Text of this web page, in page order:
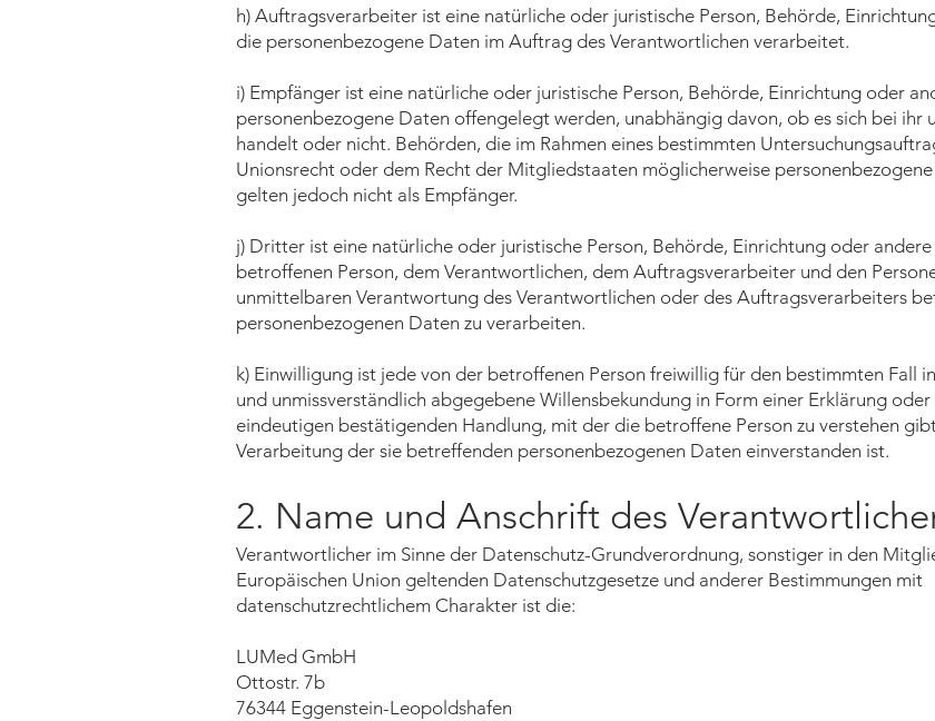
h) Auftragsverarbeiter ist eine natürliche oder juristische Person, Behörde,
die personenbezogene Daten im Auftrag des Verantwortlichen verarbeitet.
i) Empfänger ist eine natürliche oder juristische Person, Behörde, Einrichtung oder
personenbezogene Daten offengelegt werden, unabhängig davon, ob es sich bei ihr
handelt oder nicht. Behörden, die im Rahmen eines bestimmten
Unionsrecht oder dem Recht der Mitgliedstaaten möglicherweise
gelten jedoch nicht als Empfänger.
j) Dritter ist eine natürliche oder juristische Person, Behörde, Einrichtung oder
betroffenen Person, dem Verantwortlichen, dem Auftragsverarbeiter und den
unmittelbaren Verantwortung des Verantwortlichen oder des Auftragsverarbeiters
personenbezogenen Daten zu verarbeiten.
k) Einwilligung ist jede von der betroffenen Person freiwillig für den bestimmten Fall
und unmissverständlich abgegebene Willensbekundung in Form einer Erklärung
eindeutigen bestätigenden Handlung, mit der die betroffene Person zu verstehen
Verarbeitung der sie betreffenden personenbezogenen Daten einverstanden ist.
2. Name und Anschrift des
Verantwortlicher im Sinne der Datenschutz-Grundverordnung, sonstiger in den
Europäischen Union geltenden Datenschutzgesetze und anderer Bestimmungen mit
datenschutzrechtlichem Charakter ist die:
LUMed GmbH
Ottostr. 7b
76344 Eggenstein-Leopoldshafen